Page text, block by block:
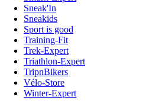
Sneak'In
Sneakids
Sport is good
Training-Fit
Trek-Expert
Triathlon-Expert
TripnBikers
Vélo-Store
Winter-Expert